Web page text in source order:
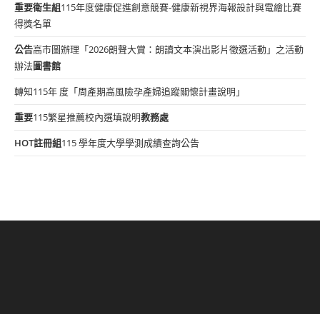
重要衛生組115年度健康促進創意競賽-健康新視界海報設計與電繪比賽
得獎名單
公告高市圖辦理「2026朗聲大賞：朗讀文本演出影片徵選活動」之活動
辦法圖書館
轉知115年 度「周產期高風險孕產婦追蹤關懷計畫說明」
重要115繁星推薦校內選填說明教務處
HOT註冊組115 學年度大學學測成績查詢公告